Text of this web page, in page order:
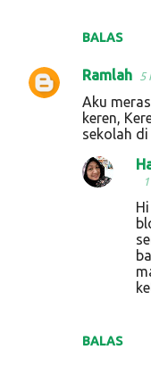
BALAS
Ramlah 5
Aku
keren,
sekolah
BALAS